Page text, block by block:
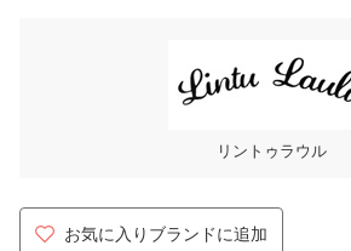
リントゥラウル
お気に入りブランドに追加